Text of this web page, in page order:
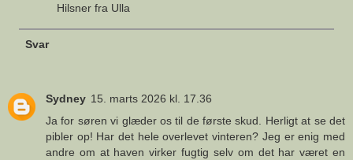
Hilsner fra Ulla
Svar
Sydney 15. marts 2026 kl. 17.36
Ja for søren vi glæder os til de første skud. Herligt at se det
pibler op! Har det hele overlevet vinteren? Jeg er enig med
andre om at haven virker fugtig selv om det har været en